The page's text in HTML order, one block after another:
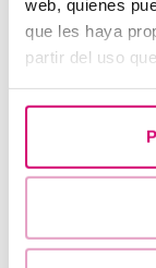
web, quienes
que les haya
partir del uso